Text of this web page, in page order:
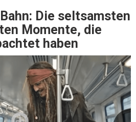
Die seltsamsten
Momente, die
haben